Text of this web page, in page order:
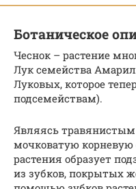
Ботаническое
Чеснок – растение
Лук семейства
Луковых, которое
подсемействам).
Являясь
мочковатую
растения образует
из зубков, покрытых